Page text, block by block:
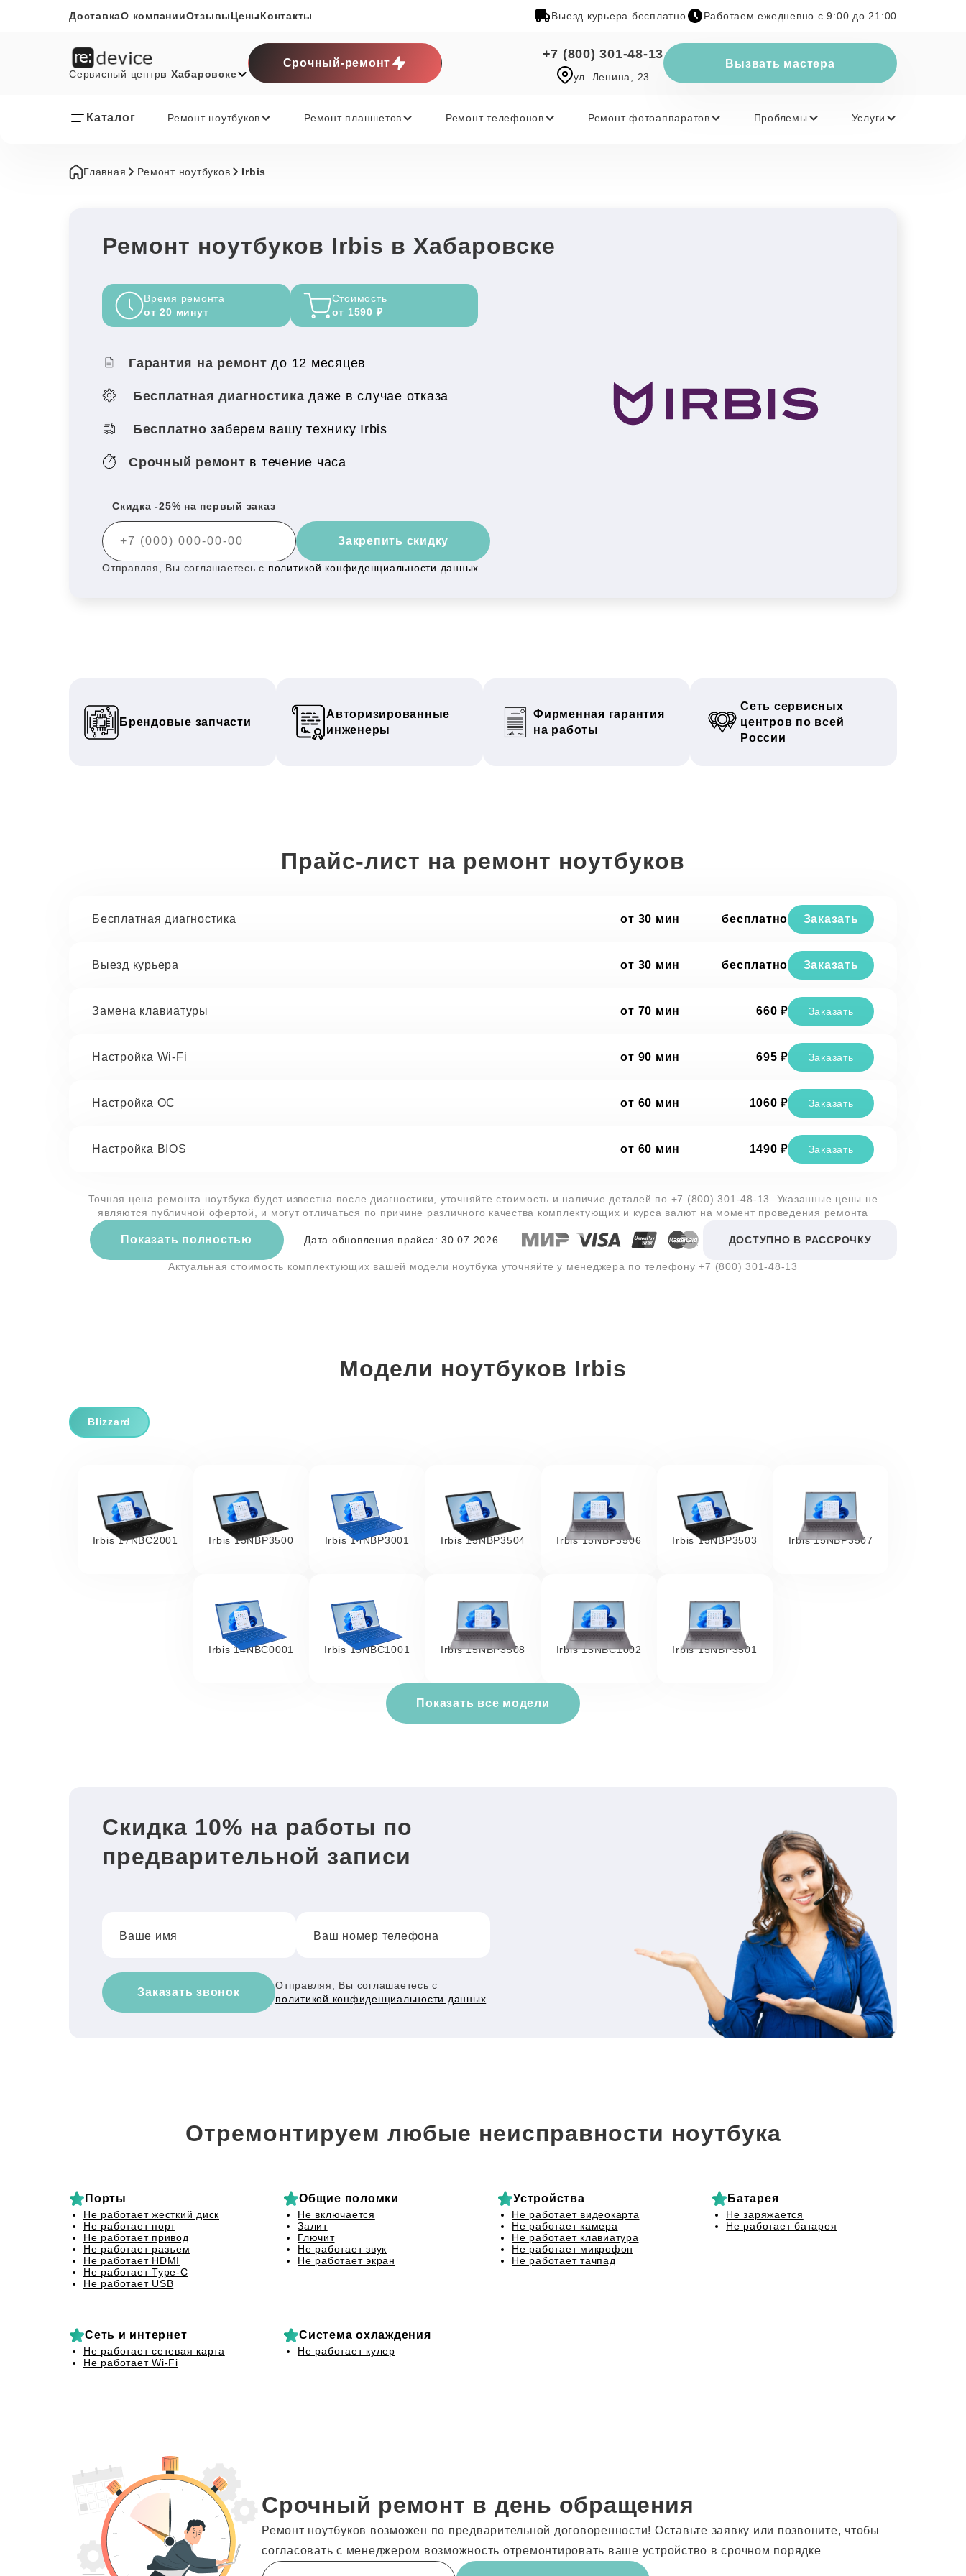
ДоставкаО компанииОтзывыЦеныКонтакты Выезд курьера бесплатно Работаем ежедневно с 9:00 до 21:00
Сервисный центрв Хабаровске
Срочный-ремонт
+7 (800) 301-48-13
ул. Ленина, 23
Вызвать мастера
Каталог Ремонт ноутбуков Ремонт планшетов Ремонт телефонов Ремонт фотоаппаратов Проблемы Услуги
Главная Ремонт ноутбуков Irbis
Ремонт ноутбуков Irbis в Хабаровске
Время ремонта
от 20 минут
Стоимость
от 1590 ₽
Гарантия на ремонтдо 12 месяцев
Бесплатная диагностика даже в случае отказа
Бесплатно заберем вашу технику Irbis
Срочный ремонт в течение часа
Скидка -25% на первый заказ
Закрепить скидку
Отправляя, Вы соглашаетесь с политикой конфиденциальности данных
Брендовые запчасти
Авторизированные
инженеры
Фирменная гарантия
на работы
Сеть сервисных
центров по всей
России
Прайс-лист на ремонт ноутбуков
Бесплатная диагностика от 30 мин бесплатно Заказать
Выезд курьера от 30 мин бесплатно Заказать
Замена клавиатуры от 70 мин 660 ₽ Заказать
Настройка Wi-Fi от 90 мин 695 ₽ Заказать
Настройка ОС от 60 мин 1060 ₽ Заказать
Настройка BIOS от 60 мин 1490 ₽ Заказать
Точная цена ремонта ноутбука будет известна после диагностики, уточняйте стоимость и наличие деталей по +7 (800) 301-48-13
. Указанные цены не
являются публичной офертой, и могут отличаться по причине различного качества комплектующих и курса валют на момент проведения ремонта
Показать полностью Дата обновления прайса: 30.07.2026 ДОСТУПНО В РАССРОЧКУ
Актуальная стоимость комплектующих вашей модели ноутбука уточняйте у менеджера по телефону+7 (800) 301-48-13
Модели ноутбуков Irbis
Blizzard
Irbis 17NBC2001 Irbis 15NBP3500 Irbis 14NBP3001 Irbis 15NBP3504 Irbis 15NBP3506 Irbis 15NBP3503 Irbis 15NBP3507
Irbis 14NBC0001 Irbis 15NBC1001 Irbis 15NBP3508 Irbis 15NBC1002 Irbis 15NBP3501
Показать все модели
Скидка 10% на работы по
предварительной записи
Ваше имя Ваш номер телефона
Заказать звонок
Отправляя, Вы соглашаетесь с
политикой конфиденциальности данных
Отремонтируем любые неисправности ноутбука
Порты
Не работает жесткий диск
Не работает порт
Не работает привод
Не работает разъем
Не работает HDMI
Не работает Type-C
Не работает USB
Общие поломки
Не включается
Залит
Глючит
Не работает звук
Не работает экран
Устройства
Не работает видеокарта
Не работает камера
Не работает клавиатура
Не работает микрофон
Не работает тачпад
Батарея
Не заряжается
Не работает батарея
Сеть и интернет
Не работает сетевая карта
Не работает Wi-Fi
Система охлаждения
Не работает кулер
Срочный ремонт в день обращения
Ремонт ноутбуков возможен по предварительной договоренности! Оставьте заявку или позвоните, чтобы
согласовать с менеджером возможность отремонтировать ваше устройство в срочном порядке